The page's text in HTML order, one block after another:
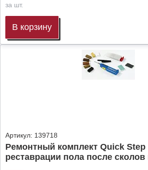
за шт.
В корзину
Артикул: 139718
Ремонтный комплект Quick
реставрации пола после сколов